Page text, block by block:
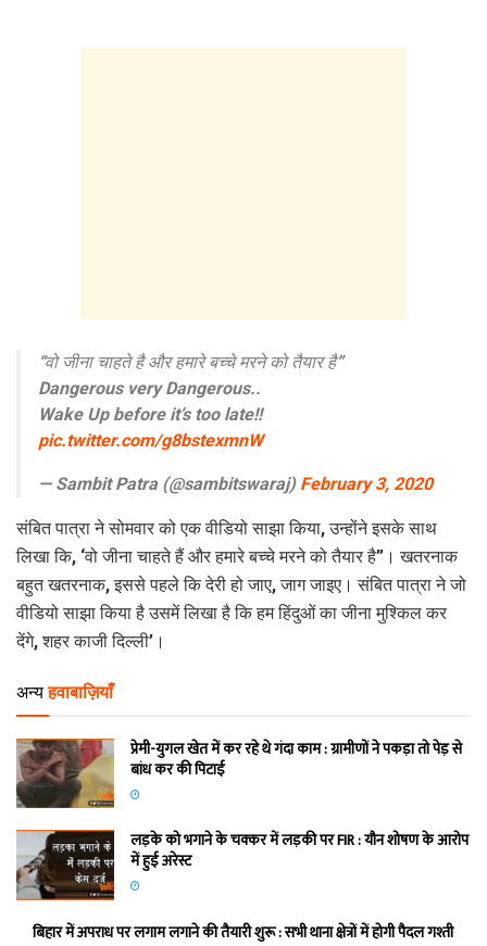
“वो जीना चाहते है और हमारे बच्चे मरने को तैयार है”
Dangerous very Dangerous..
Wake Up before it’s too late!!
pic.twitter.com/g8bstexmnW
— Sambit Patra (@sambitswaraj) February 3, 2020
संबित पात्रा ने सोमवार को एक वीडियो साझा किया, उन्होंने इसके साथ
लिखा कि, ‘वो जीना चाहते हैं और हमारे बच्चे मरने को तैयार है”। खतरनाक
बहुत खतरनाक, इससे पहले कि देरी हो जाए, जाग जाइए। संबित पात्रा ने जो
वीडियो साझा किया है उसमें लिखा है कि हम हिंदुओं का जीना मुश्किल कर
देंगे, शहर काजी दिल्ली’।
अन्य हवाबाज़ियाँ
प्रेमी-युगल खेत में कर रहे थे गंदा काम : ग्रामीणों ने पकड़ा तो पेड़ से
बांध कर की पिटाई
लड़के को भगाने के चक्कर में लड़की पर FIR : यौन शोषण के आरोप
में हुई अरेस्ट
बिहार में अपराध पर लगाम लगाने की तैयारी शुरू : सभी थाना क्षेत्रों में होगी पैदल गश्ती